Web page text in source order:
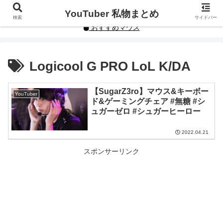
YouTuberや人気インフルエンサーの私物まとめです。
おすすめマウス
Logicool G PRO LoL K/DA
YouTuber
【SugarZ3ro】マウス&キーボー
ド&ゲーミングチェア #無糖 #シ
ュガーゼロ #シュガーヒーロー
2022.04.21
スポンサーリンク
検索 YouTuber 私物まとめ サイドバー